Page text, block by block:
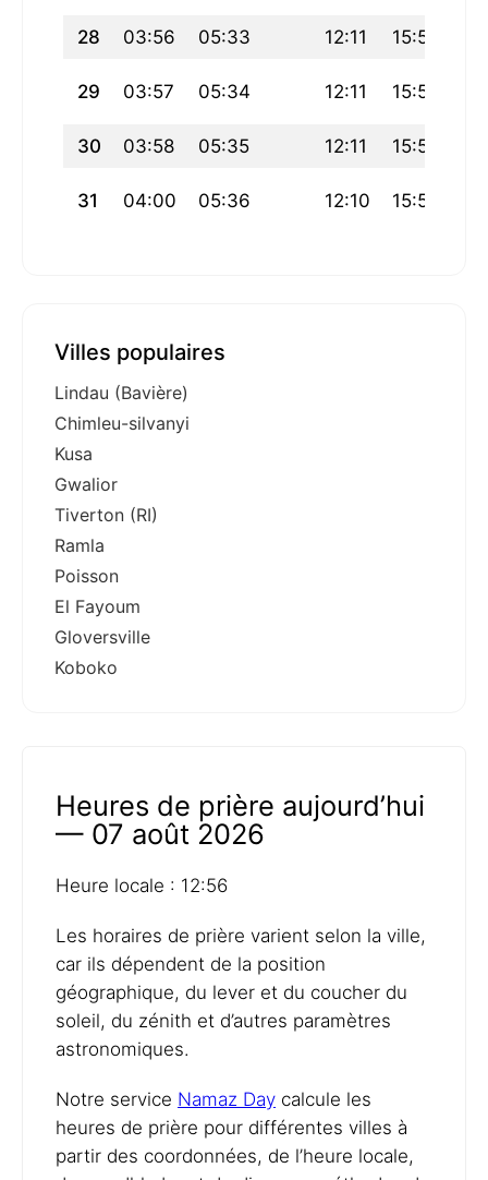
28 03:56 05:33 12:11 15:54
29 03:57 05:34 12:11 15:54
30 03:58 05:35 12:11 15:53
31 04:00 05:36 12:10 15:52
Villes populaires
Lindau (Bavière)
Chimleu-silvanyi
Kusa
Gwalior
Tiverton (RI)
Ramla
Poisson
El Fayoum
Gloversville
Koboko
Heures de prière aujourd’hui
— 07 août 2026
Heure locale : 12:56
Les horaires de prière varient selon la ville,
car ils dépendent de la position
géographique, du lever et du coucher du
soleil, du zénith et d’autres paramètres
astronomiques.
Notre service Namaz Day calcule les
heures de prière pour différentes villes à
partir des coordonnées, de l’heure locale,